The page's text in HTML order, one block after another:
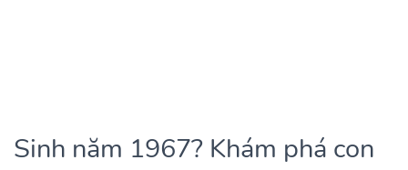
Sinh năm 1967? Khám phá con